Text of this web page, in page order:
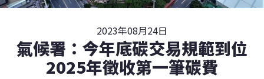
2023年08月24日
氣候署：今年底碳交易規範到位
2025年徵收第一筆碳費